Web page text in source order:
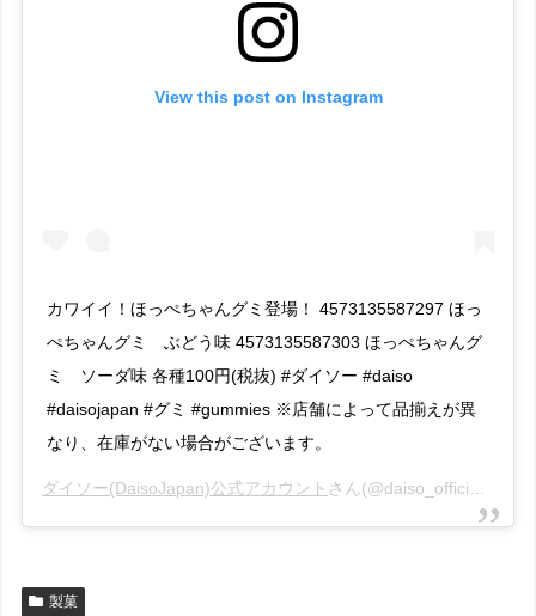
View this post on Instagram
カワイイ！ほっぺちゃんグミ登場！ 4573135587297 ほっ
ぺちゃんグミ ぶどう味 4573135587303 ほっぺちゃんグ
ミ ソーダ味 各種100円(税抜) #ダイソー #daiso
#daisojapan #グミ #gummies ※店舗によって品揃えが異
なり、在庫がない場合がございます。
ダイソー(DaisoJapan)公式アカウント さん(@daiso_official)がシェアした投稿 –
製菓